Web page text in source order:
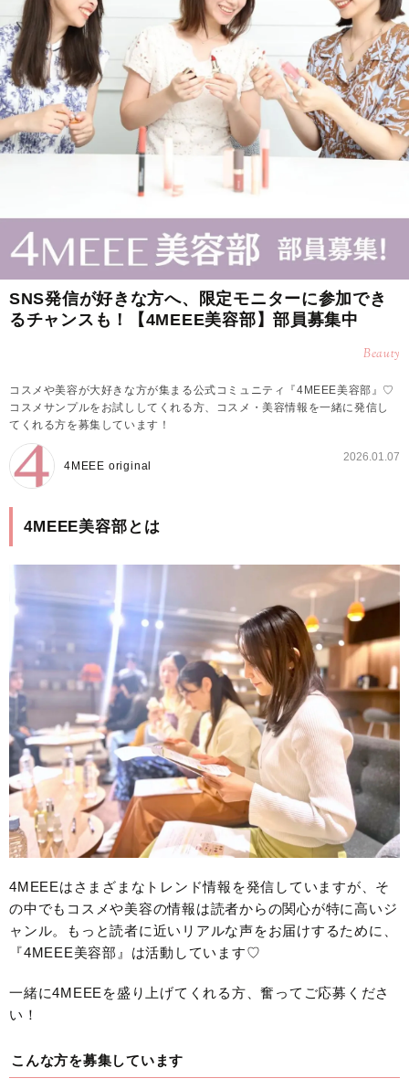
SNS発信が好きな方へ、限定モニターに参加でき
るチャンスも！【4MEEE美容部】部員募集中
Beauty
コスメや美容が大好きな方が集まる公式コミュニティ『4MEEE美容部』♡
コスメサンプルをお試ししてくれる方、コスメ・美容情報を一緒に発信し
てくれる方を募集しています！
4MEEE original
2026.01.07
4MEEE美容部とは
4MEEEはさまざまなトレンド情報を発信していますが、そ
の中でもコスメや美容の情報は読者からの関心が特に高いジ
ャンル。もっと読者に近いリアルな声をお届けするために、
『4MEEE美容部』は活動しています♡
一緒に4MEEEを盛り上げてくれる方、奮ってご応募くださ
い！
こんな方を募集しています